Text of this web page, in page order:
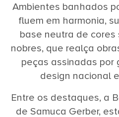
Ambientes banhados
fluem em harmonia,
base neutra de
nobres, que realça
peças assinadas por
design nacional
Entre os destaques, a
de Samuca Gerber,